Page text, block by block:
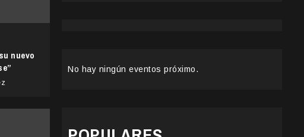
nuevo
No hay ningún eventos próximo.